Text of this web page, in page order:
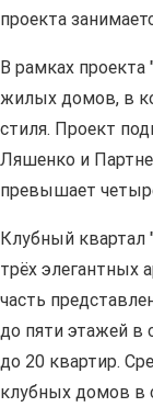
проекта
В рамках проекта
жилых домов, в
стиля. Проект
Ляшенко и
превышает
Клубный квартал
трёх элегантных
часть
до пяти этажей в
до 20 квартир.
клубных домов в